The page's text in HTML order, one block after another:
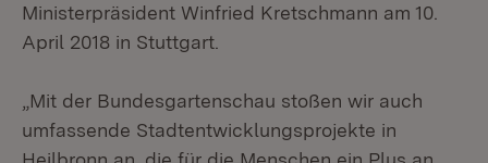
Ministerpräsident Winfried Kretschmann am 10.
April 2018 in Stuttgart.
„Mit der Bundesgartenschau stoßen wir auch
umfassende Stadtentwicklungsprojekte in